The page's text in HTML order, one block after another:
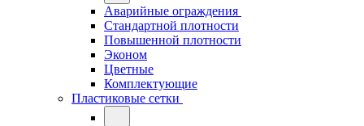
Аварийные ограждения
Стандартной плотности
Повышенной плотности
Эконом
Цветные
Комплектующие
Пластиковые сетки